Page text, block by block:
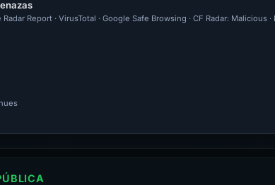
Radar Report · VirusTotal · Google Safe Browsing · CF Radar: